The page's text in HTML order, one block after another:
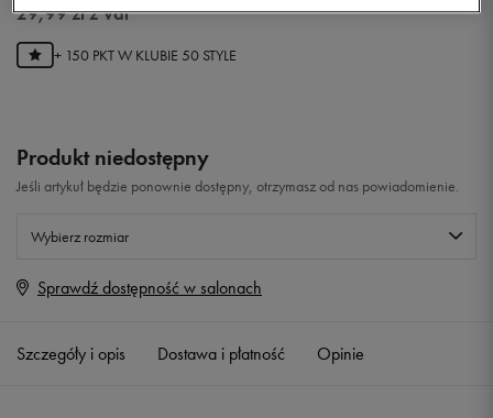
29,99złz Vat
+ 150 PKT W KLUBIE 50 STYLE
Produkt niedostępny
Jeśli artykuł będzie ponownie dostępny, otrzymasz od nas powiadomienie.
Wybierz rozmiar
Rozmiary EU
Sprawdź dostępność w salonach
Szczegóły i opis Dostawa i płatność Opinie